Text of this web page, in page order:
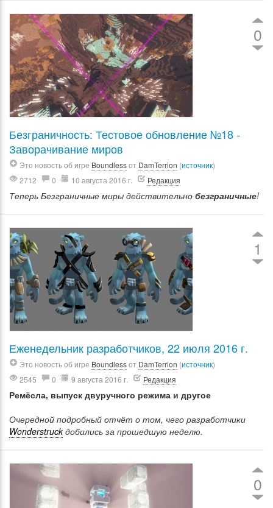
0
Безграничность: Тестовое обновление №18 -
Заворачивание миров
Это новость об игре Boundlessот DamTerrion (источник)
2712
0 10 августа 2016 г. Редакция
Теперь Безграничные миры действительно безграничные!
1
Еженедельник разработчиков, 22 июля 2016 г.
Это новость об игре Boundlessот DamTerrion (источник)
2545
0 9 августа 2016 г. Редакция
Ремёсла, выпуск двуручного режима и другое
Очередной подробный отчёт о том, чего разработчики
Wonderstruckдобились за прошедшую неделю.
0